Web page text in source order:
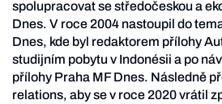
spolupracovat se středočeskou a
Dnes. V roce 2004 nastoupil do
Dnes, kde byl redaktorem přílohy
studijním pobytu v Indonésii a po
přílohy Praha MF Dnes. Následně
relations, aby se v roce 2020 vrátil